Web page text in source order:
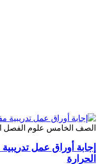
الصف الخامس علوم الفصل
إجابة أوراق عمل
الحرارة